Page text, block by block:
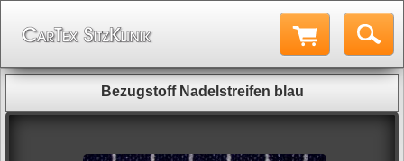
Bezugstoff Nadelstreifen blau